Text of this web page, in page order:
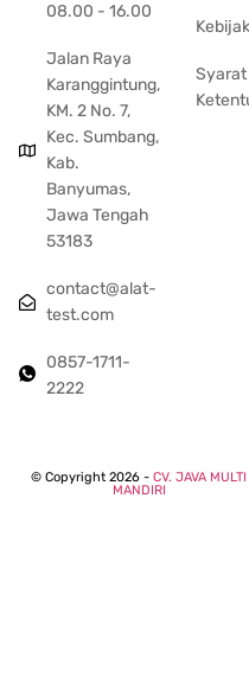
08.00 - 16.00
Jalan Raya
Karanggintung,
KM. 2 No. 7,
Kec. Sumbang,
Kab.
Banyumas,
Jawa Tengah
53183
contact@alat-
test.com
0857-1711-
2222
© Copyright 2026 - CV. JAVA MULTI
MANDIRI